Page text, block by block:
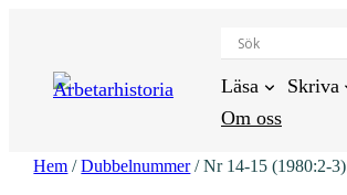
innehåll
Läsa Skriva
Om oss
Hem /Dubbelnummer/ Nr 14-15 (1980:2-3)